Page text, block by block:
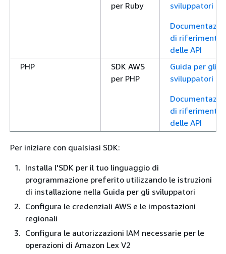
per Ruby
sviluppatori
di riferimento
delle API
PHP
SDK AWS
per PHP
Guida per gli
sviluppatori
di riferimento
delle API
Per iniziare con qualsiasi SDK:
Installa l'SDK per il tuo linguaggio di
programmazione preferito utilizzando le istruzioni
di installazione nella Guida per gli sviluppatori
Configura le credenziali AWS e le impostazioni
regionali
Configura le autorizzazioni IAM necessarie per le
operazioni di Amazon Lex V2